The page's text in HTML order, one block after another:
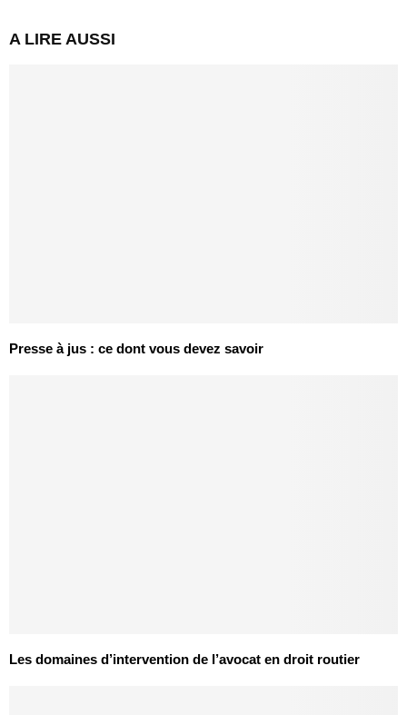
A LIRE AUSSI
Presse à jus : ce dont vous devez savoir
Les domaines d’intervention de l’avocat en droit routier